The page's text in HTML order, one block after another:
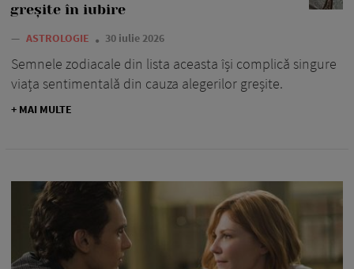
greșite în iubire
— ASTROLOGIE 30 iulie 2026
Semnele zodiacale din lista aceasta își complică singure
viața sentimentală din cauza alegerilor greșite.
+ MAI MULTE